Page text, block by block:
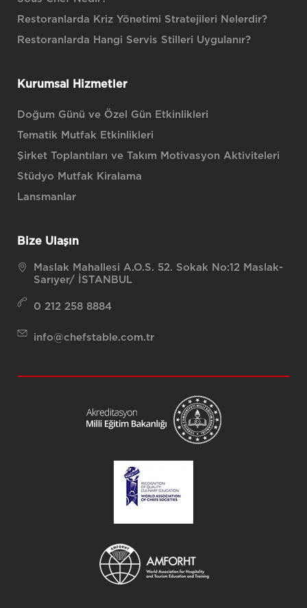
Restoranlarda Kriz Yönetimi Stratejileri Nelerdir?
Restoranlarda Hangi Servis Stilleri Uygulanır?
Kurumsal Hizmetler
Doğum Günü ve Özel Gün Etkinlikleri
Tematik Mutfak Etkinlikleri
Şirket Toplantıları ve Takım Motivasyon Aktiviteleri
Stüdyo Mutfak Kiralama
Lansmanlar
Bize Ulaşın
Maslak Mahallesi A.O.S. 52. Sokak No:12 Maslak-
Sarıyer/ İSTANBUL
0 212 258 8884
info@chefstable.com.tr